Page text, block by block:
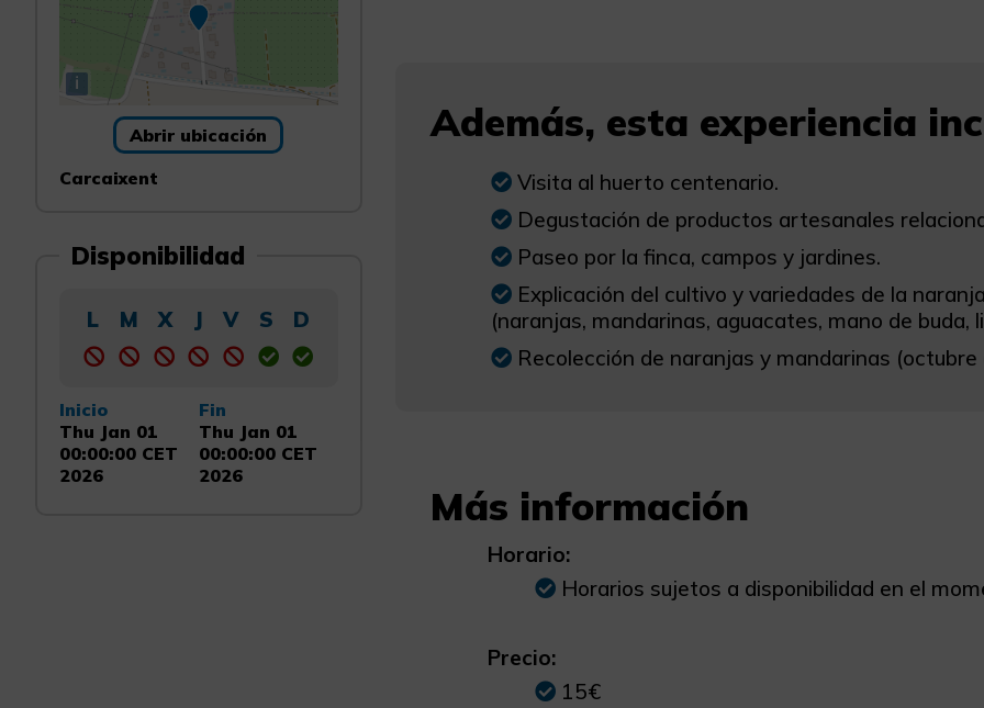
i
Abrir ubicación
Carcaixent
Disponibilidad
L M X J V S D
Inicio
Thu Jan 01
00:00:00 CET
2026
Fin
Thu Jan 01
00:00:00 CET
2026
Además, esta experiencia
Visita al huerto centenario.
Degustación de productos artesanales
Paseo por la finca, campos y jardines.
Explicación del cultivo y variedades de la
(naranjas, mandarinas, aguacates, mano de buda,
Recolección de naranjas y mandarinas (octubre
Más información
Horario:
Horarios sujetos a disponibilidad en el
Precio:
15€